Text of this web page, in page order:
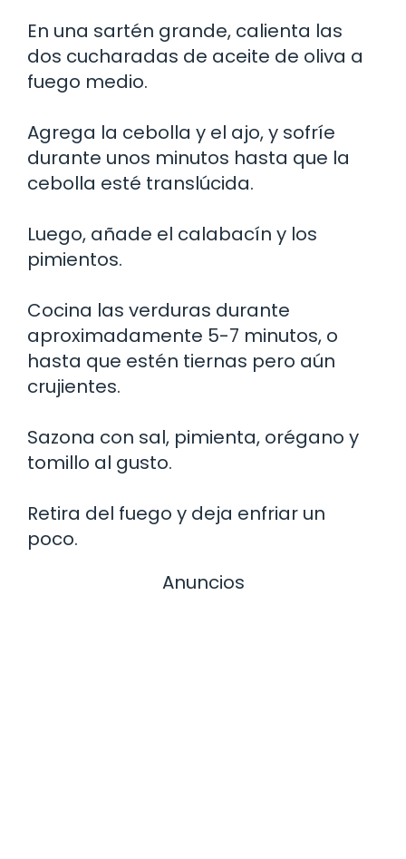
En una sartén grande, calienta las
dos cucharadas de aceite de oliva a
fuego medio.
Agrega la cebolla y el ajo, y sofríe
durante unos minutos hasta que la
cebolla esté translúcida.
Luego, añade el calabacín y los
pimientos.
Cocina las verduras durante
aproximadamente 5-7 minutos, o
hasta que estén tiernas pero aún
crujientes.
Sazona con sal, pimienta, orégano y
tomillo al gusto.
Retira del fuego y deja enfriar un
poco.
Anuncios